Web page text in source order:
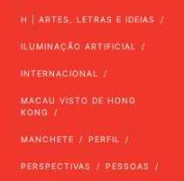
H | ARTES, LETRAS E IDEIAS
ILUMINAÇÃO ARTIFICIAL
INTERNACIONAL
MACAU VISTO DE HONG
KONG
MANCHETE PERFIL
PERSPECTIVAS PESSOAS